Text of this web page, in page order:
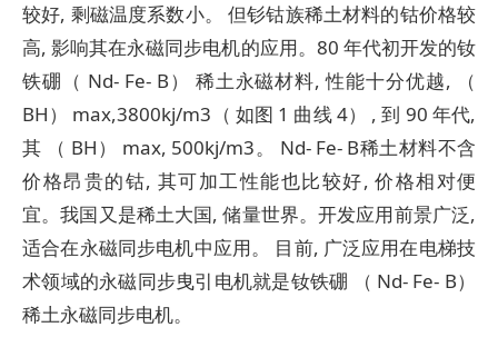
较好, 剩磁温度系数小。 但钐钴族稀土材料的钴价格较
高, 影响其在永磁同步电机的应用。80 年代初开发的钕
铁硼（ Nd- Fe- B） 稀土永磁材料, 性能十分优越, （
BH） max,3800kj/m3（ 如图 1 曲线 4） , 到 90 年代,
其 （ BH） max, 500kj/m3。 Nd- Fe- B稀土材料不含
价格昂贵的钴, 其可加工性能也比较好, 价格相对便
宜。我国又是稀土大国, 储量世界。开发应用前景广泛,
适合在永磁同步电机中应用。 目前, 广泛应用在电梯技
术领域的永磁同步曳引电机就是钕铁硼 （ Nd- Fe- B）
稀土永磁同步电机。